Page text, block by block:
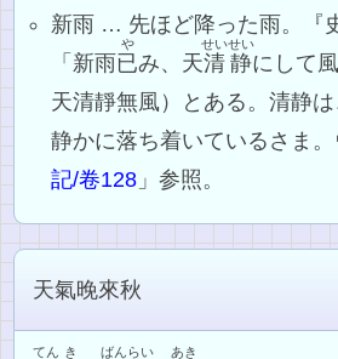
新雨 … 先ほど降った雨。『
「新雨已
や
み、天清静
せいせい
にして
天清靜無風）とある。清静
静かに落ち着いているさま。
記/卷128 」参照。
天氣晚來秋
てん き ばんらい あき